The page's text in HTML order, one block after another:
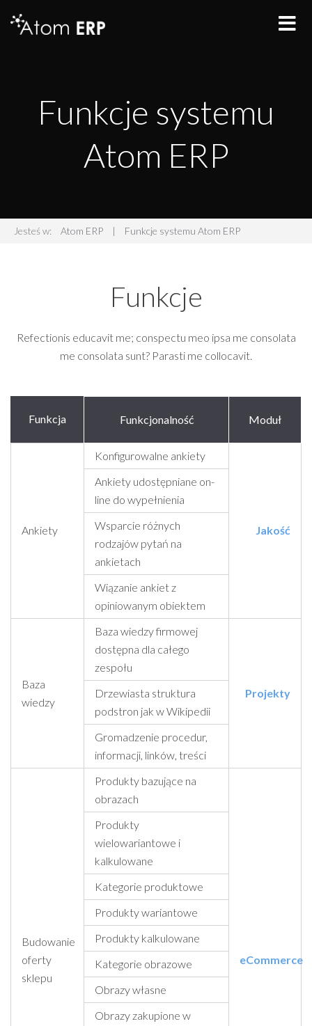
Funkcje systemu
Atom ERP
Jesteś w: Atom ERP | Funkcje systemu Atom ERP
Funkcje
Refectionis educavit me; conspectu meo ipsa me consolata
me consolata sunt? Parasti me collocavit.
Funkcja Funkcjonalność Moduł
Ankiety
Konfigurowalne ankiety
Jakość
Ankiety udostępniane on-
line do wypełnienia
Wsparcie różnych
rodzajów pytań na
ankietach
Wiązanie ankiet z
opiniowanym obiektem
Baza
wiedzy
Baza wiedzy firmowej
dostępna dla całego
zespołu
Projekty
Drzewiasta struktura
podstron jak w Wikipedii
Gromadzenie procedur,
informacji, linków, treści
Budowanie
oferty
sklepu
Produkty bazujące na
obrazach
eCommerce
Produkty
wielowariantowe i
kalkulowane
Kategorie produktowe
Produkty wariantowe
Produkty kalkulowane
Kategorie obrazowe
Obrazy własne
Obrazy zakupione w